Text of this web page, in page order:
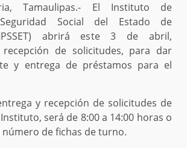
Tamaulipas.- El Instituto de
Social del Estado de
abrirá este 3 de abril,
de solicitudes, para dar
y entrega de préstamos para el
y recepción de solicitudes de
será de 8:00 a 14:00 horas o
de fichas de turno.